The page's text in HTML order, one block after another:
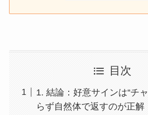
目次
1. 結論：好意サインは“チ
らず自然体で返すのが正解